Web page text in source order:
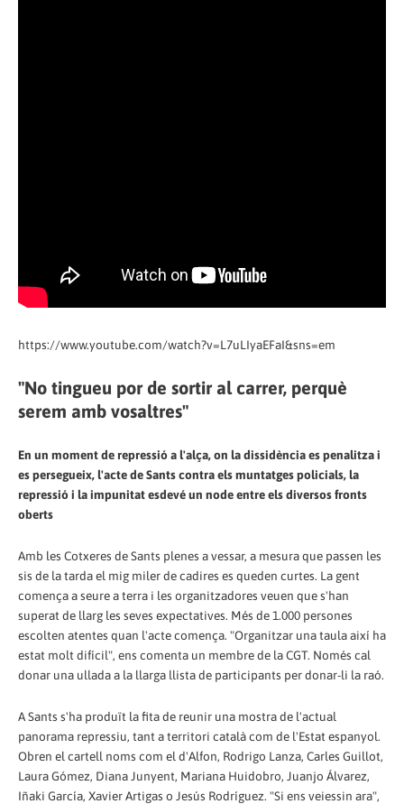
https://www.youtube.com/watch?v=L7uLIyaEFaI&sns=em
"No tingueu por de sortir al carrer, perquè
serem amb vosaltres"
En un moment de repressió a l'alça, on la dissidència es penalitza i
es persegueix, l'acte de Sants contra els muntatges policials, la
repressió i la impunitat esdevé un node entre els diversos fronts
oberts
Amb les Cotxeres de Sants plenes a vessar, a mesura que passen les
sis de la tarda el mig miler de cadires es queden curtes. La gent
comença a seure a terra i les organitzadores veuen que s'han
superat de llarg les seves expectatives. Més de 1.000 persones
escolten atentes quan l'acte comença. "Organitzar una taula així ha
estat molt difícil", ens comenta un membre de la CGT. Només cal
donar una ullada a la llarga llista de participants per donar-li la raó.
A Sants s'ha produït la fita de reunir una mostra de l'actual
panorama repressiu, tant a territori català com de l'Estat espanyol.
Obren el cartell noms com el d'Alfon, Rodrigo Lanza, Carles Guillot,
Laura Gómez, Diana Junyent, Mariana Huidobro, Juanjo Álvarez,
Iñaki García, Xavier Artigas o Jesús Rodríguez. "Si ens veiessin ara",